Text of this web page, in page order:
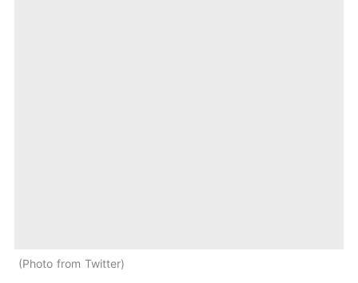
Photo from Twitter